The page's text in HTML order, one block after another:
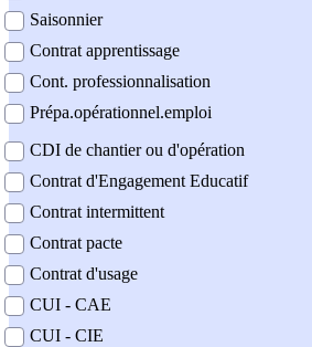
Saisonnier
Contrat apprentissage
Cont. professionnalisation
Prépa.opérationnel.emploi
CDI de chantier ou d'opération
Contrat d'Engagement Educatif
Contrat intermittent
Contrat pacte
Contrat d'usage
CUI - CAE
CUI - CIE